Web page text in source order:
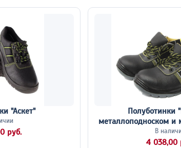
"Аскет"
руб.
Полуботинки
металлоподноском и
В
4 038,00